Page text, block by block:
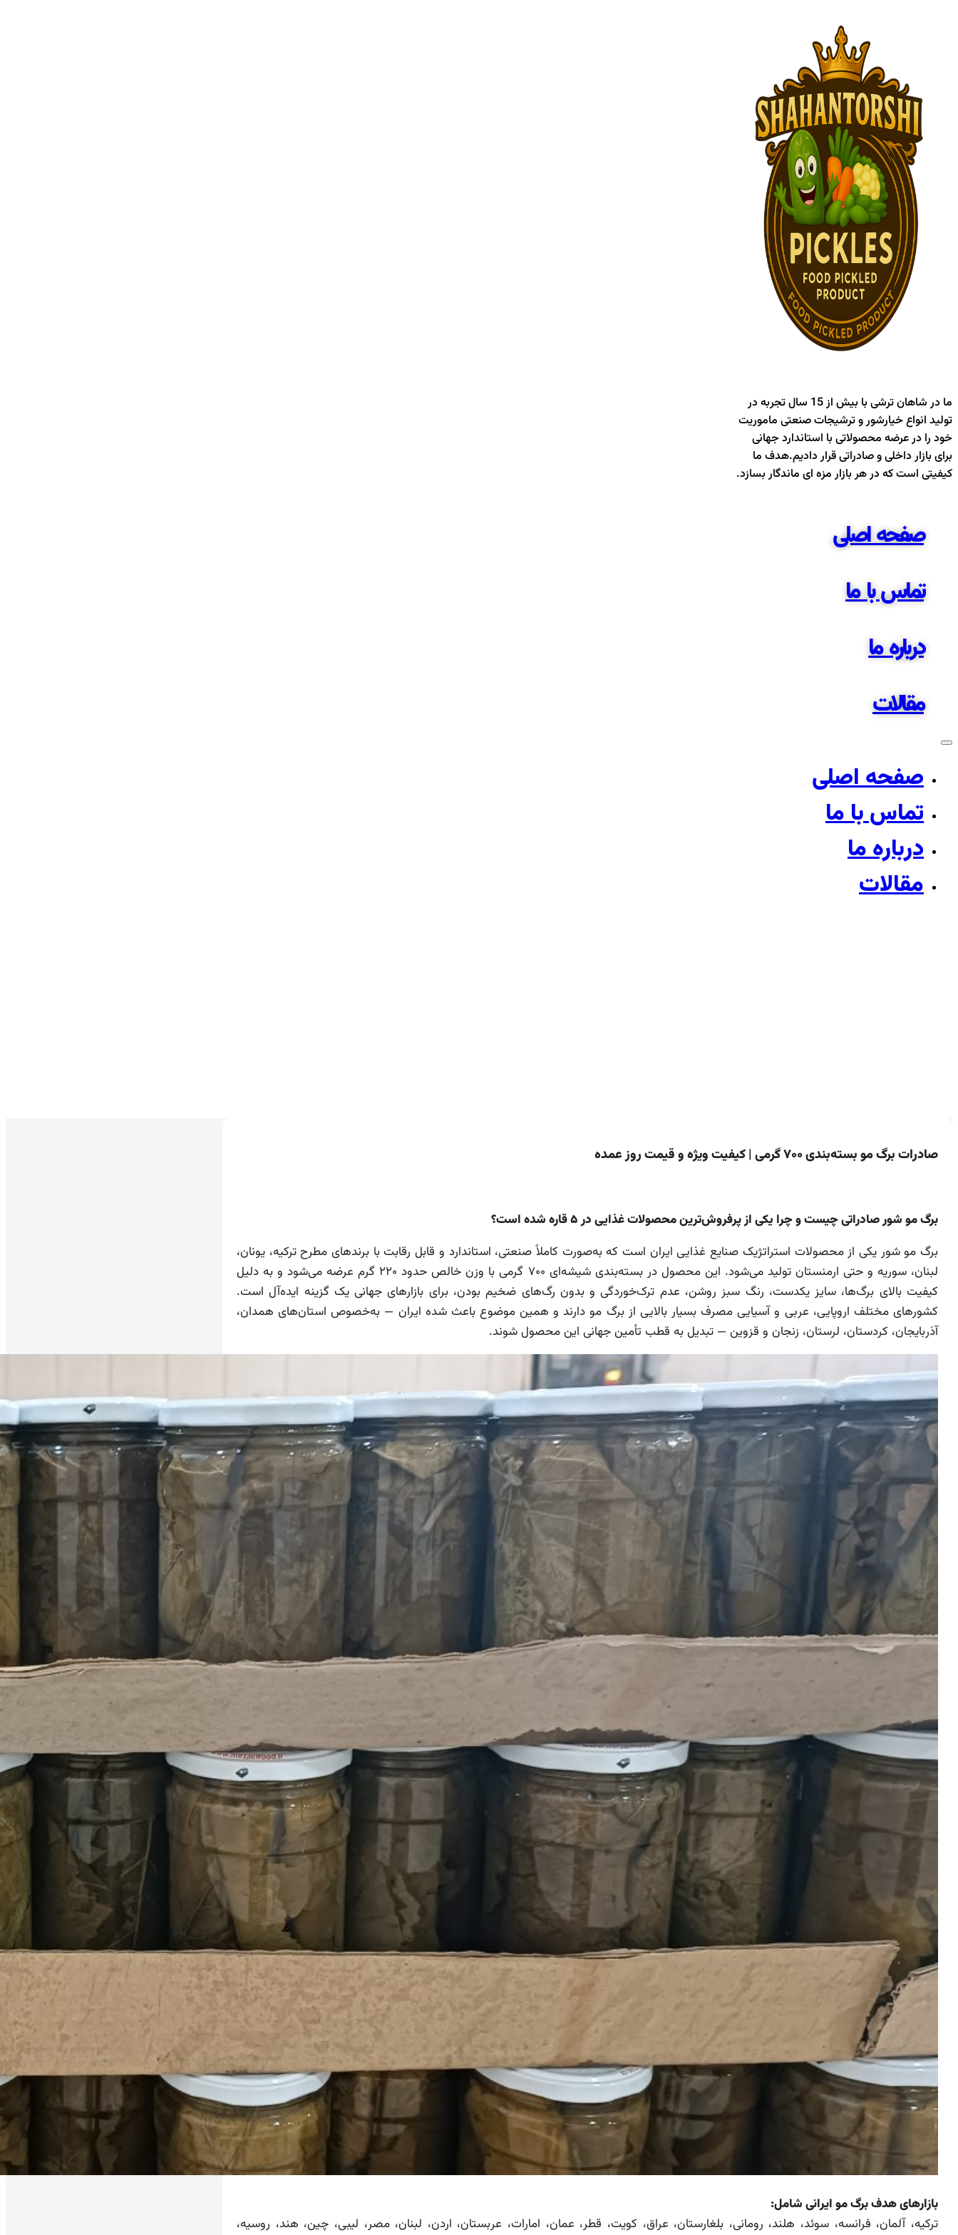
محتوا
ما در شاهان ترشی با بیش از 15 سال تجربه در
تولید انواع خیارشور و ترشیجات صنعتی ماموریت
خود را در عرضه محصولاتی با استاندارد جهانی
برای بازار داخلی و صادراتی قرار دادیم.هدف ما
کیفیتی است که در هر بازار مزه ای ماندگار بسازد.
صفحه اصلی
تماس با ما
درباره ما
مقالات
صفحه اصلی
تماس با ما
درباره ما
مقالات
صادرات برگ مو بسته‌بندی ۷۰۰ گرمی | کیفیت ویژه و قیمت روز عمده
برگ مو شور صادراتی چیست و چرا یکی از پرفروش‌ترین محصولات غذایی در ۵ قاره شده است؟
برگ مو شور یکی از محصولات استراتژیک صنایع غذایی ایران است که به‌صورت کاملاً صنعتی، استاندارد و قابل رقابت با برندهای مطرح ترکیه، یونان،
لبنان، سوریه و حتی ارمنستان تولید می‌شود. این محصول در بسته‌بندی شیشه‌ای ۷۰۰ گرمی با وزن خالص حدود ۲۲۰ گرم عرضه می‌شود و به دلیل
کیفیت بالای برگ‌ها، سایز یکدست، رنگ سبز روشن، عدم ترک‌خوردگی و بدون رگ‌های ضخیم بودن، برای بازارهای جهانی یک گزینه ایده‌آل است.
کشورهای مختلف اروپایی، عربی و آسیایی مصرف بسیار بالایی از برگ مو دارند و همین موضوع باعث شده ایران — به‌خصوص استان‌های همدان،
آذربایجان، کردستان، لرستان، زنجان و قزوین — تبدیل به قطب تأمین جهانی این محصول شوند.
بازارهای هدف برگ مو ایرانی شامل:
ترکیه، آلمان، فرانسه، سوئد، هلند، رومانی، بلغارستان، عراق، کویت، قطر، عمان، امارات، عربستان، اردن، لبنان، مصر، لیبی، چین، هند، روسیه،